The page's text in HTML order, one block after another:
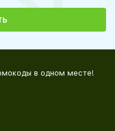
в одном месте!